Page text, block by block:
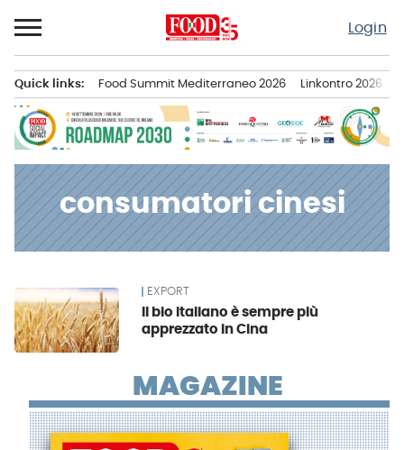
al
contenuto
Login
principale
Quick links: Food Summit Mediterraneo 2026 Linkontro 2026
consumatori cinesi
News EXPORT
Il bio italiano è sempre più
apprezzato in Cina
MAGAZINE